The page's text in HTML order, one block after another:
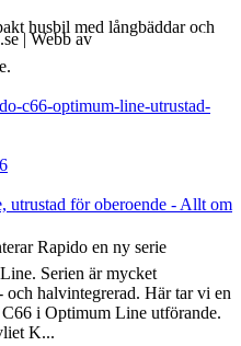
husbil med långbäddar och
c66-optimum-line-utrustad-
för oberoende - Allt om
Rapido en ny serie
Serien är mycket
och halvintegrerad. Här tar vi en
i Optimum Line utförande.
K...
| Webb avBravo Webbyrå